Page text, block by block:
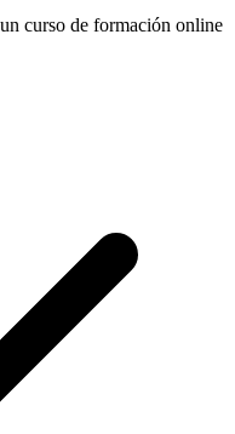
curso de formación online